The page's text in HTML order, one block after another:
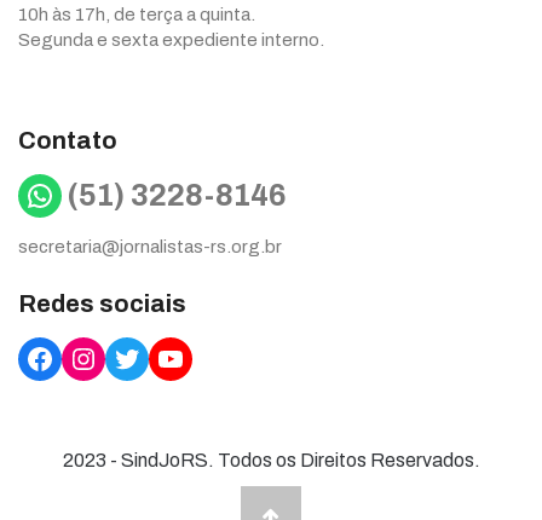
10h às 17h, de terça a quinta.
Segunda e sexta expediente interno.
Contato
WhatsApp
(51) 3228-8146
secretaria@jornalistas-rs.org.br
Redes sociais
Facebook
Instagram
TwitterYouTube
2023 - SindJoRS. Todos os Direitos Reservados.